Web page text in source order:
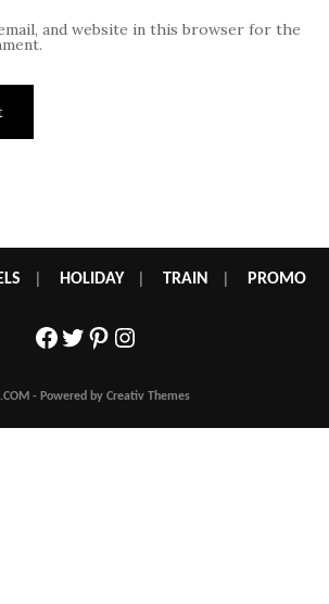
email, and website in this browser for the
HOLIDAY| TRAIN PROMO
Facebook
Twitter
Pinterest
Instagram
- Powered by Creativ Themes